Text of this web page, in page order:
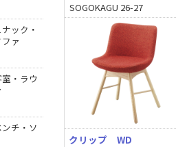
SOGOKAGU 26-27
クリップ WD
ック・
ァ
・ラウ
チ・ソ